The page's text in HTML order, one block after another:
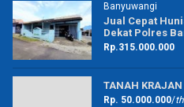
Banyuwangi
Jual Cepat
Dekat Polres
Rp.315.000.000
TANAH KRAJAN
Rp. 50.000.000/